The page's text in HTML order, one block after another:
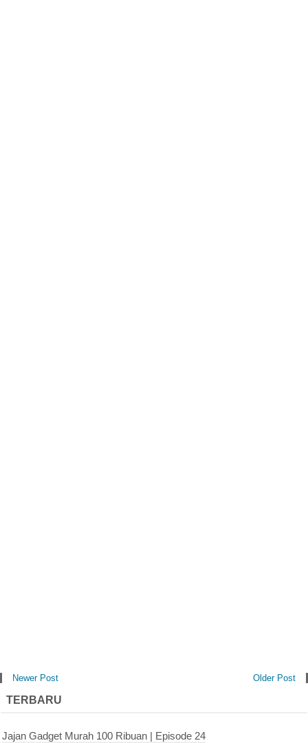
Newer Post Older Post
TERBARU
Jajan Gadget Murah 100 Ribuan | Episode 24